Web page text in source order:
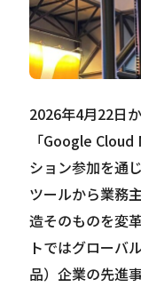
サイト内検索
2026年4月22日
「Google
ション参加を通
ツールから業務
造そのものを変
トではグローバ
品）企業の先進